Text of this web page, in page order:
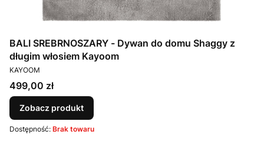
BALI SREBRNOSZARY - Dywan do domu Shaggy z
długim włosiem Kayoom
PRODUCENT
KAYOOM
Cena
499,00 zł
Zobacz produkt
Dostępność: Brak towaru